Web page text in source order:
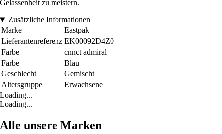
Gelassenheit zu meistern.
Zusätzliche Informationen
Marke
Eastpak
Lieferantenreferenz EK00092D4Z0
Farbe
cnnct admiral
Farbe
Blau
Geschlecht
Gemischt
Altersgruppe
Erwachsene
Loading...
Loading...
Alle unsere Marken